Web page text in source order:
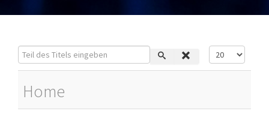
Teil des Titels eingeben Anzeige #
Home